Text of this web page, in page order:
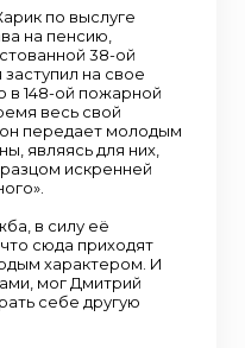
по выслуге
на пенсию,
38-ой
на свое
в 148-ой пожарной
весь свой
передает молодым
являясь для них,
искренней
в силу её
сюда приходят
характером. И
мог Дмитрий
себе другую